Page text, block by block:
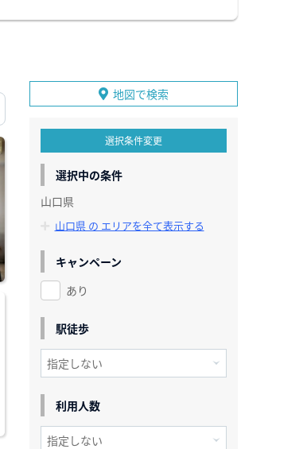
地図で検索
選択条件変更
選択中の条件
山口県
山口県 の エリアを全て表示する
キャンペーン
あり
駅徒歩
利用人数